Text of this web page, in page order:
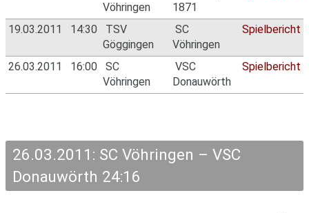
Vöhringen
1871
19.03.2011 14:30
TSV
Göggingen
SC
Vöhringen
Spielbericht
26.03.2011 16:00
SC
Vöhringen
VSC
Donauwörth
Spielbericht
26.03.2011: SC Vöhringen – VSC
Donauwörth 24:16